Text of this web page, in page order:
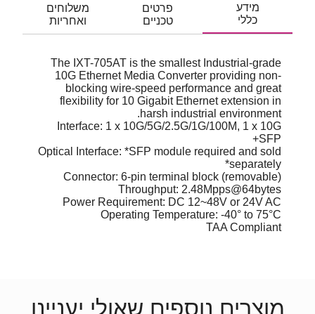
מידע
כללי
פרטים
טכניים
משלוחים
ואחריות
The IXT-705AT is the smallest Industrial-grade
10G Ethernet Media Converter providing non-
blocking wire-speed performance and great
flexibility for 10 Gigabit Ethernet extension in
harsh industrial environment.
Interface: 1 x 10G/5G/2.5G/1G/100M, 1 x 10G
SFP+
Optical Interface: *SFP module required and sold
separately*
Connector: 6-pin terminal block (removable)
Throughput: 2.48Mpps@64bytes
Power Requirement: DC 12~48V or 24V AC
Operating Temperature: -40° to 75°C
TAA Compliant
מוצרים נוספים שאולי יעניינו